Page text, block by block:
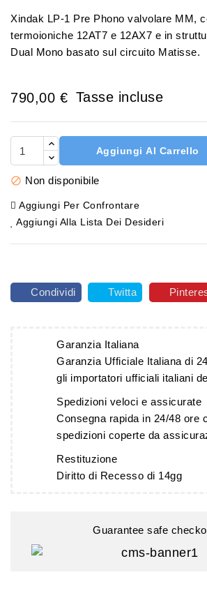
Xindak LP-1 Pre Phono valvolare MM,
termoioniche 12AT7 e 12AX7 e in
Dual Mono basato sul circuito Matisse.
790,00 € Tasse incluse
Aggiungi Al Carrello
 Non disponibile
Aggiungi Per Confrontare
Aggiungi Alla Lista Dei Desideri
Condividi Twitta
Garanzia Italiana
Garanzia Ufficiale Italiana di
gli importatori ufficiali italiani
Spedizioni veloci e assicurate
Consegna rapida in 24/48 ore
spedizioni coperte da
Restituzione
Diritto di Recesso di 14gg
Guarantee safe